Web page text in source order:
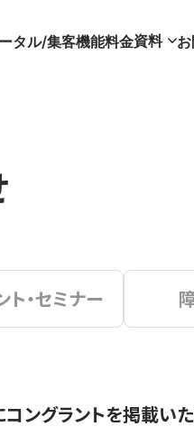
タル/集客機能料金資料
ト・セミナー
ングラントを掲載い